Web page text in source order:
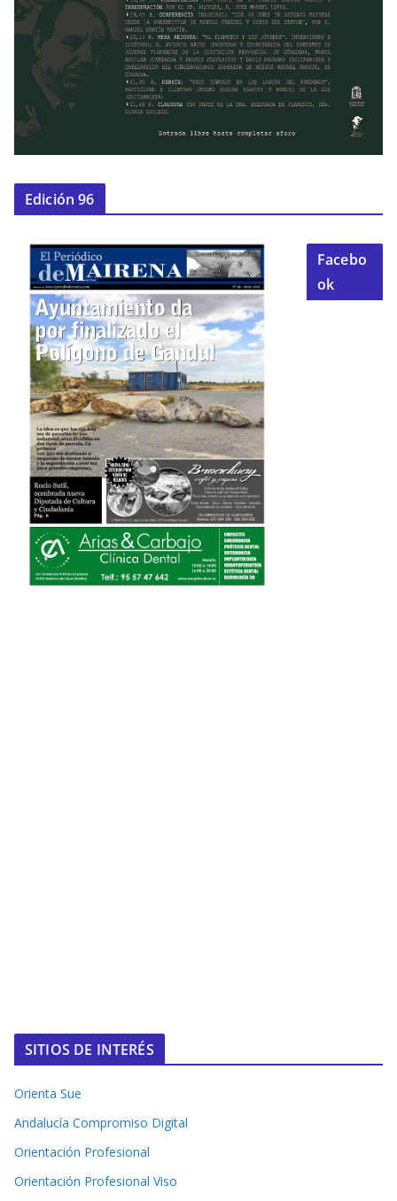
Edición 96
Facebo
ok
SITIOS DE INTERÉS
Orienta Sue
Andalucía Compromiso Digital
Orientación Profesional
Orientación Profesional Viso